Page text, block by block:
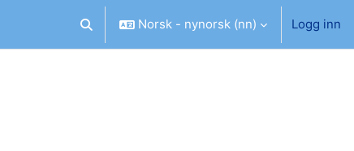
Veksle inndata for søk
Norsk - nynorsk ‎(nn)‎ Logg inn